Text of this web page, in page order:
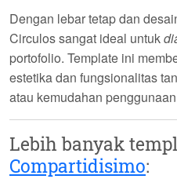
Dengan lebar tetap dan
Circulossangat ideal untuk
portofolio. Template ini
estetika dan fungsionalitas
atau kemudahan
Lebih banyak
Compartidisimo: